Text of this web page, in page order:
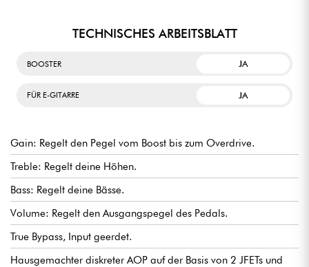
TECHNISCHES ARBEITSBLATT
BOOSTER JA
FÜR E-GITARRE JA
Gain: Regelt den Pegel vom Boost bis zum Overdrive.
Treble: Regelt deine Höhen.
Bass: Regelt deine Bässe.
Volume: Regelt den Ausgangspegel des Pedals.
True Bypass, Input geerdet.
Hausgemachter diskreter AOP auf der Basis von 2 JFETs und